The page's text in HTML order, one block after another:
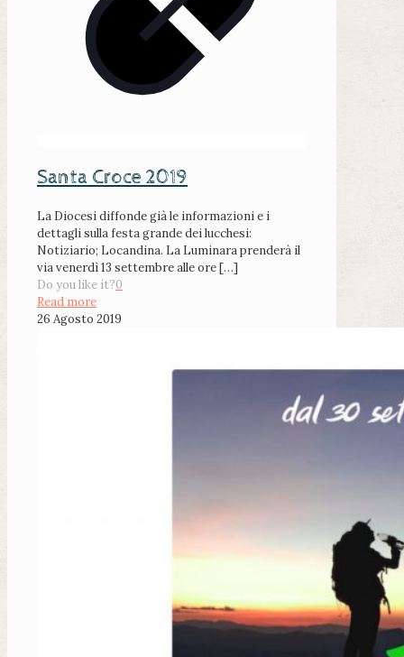
Santa Croce 2019
La Diocesi diffonde già le informazioni e i
dettagli sulla festa grande dei lucchesi:
Notiziario; Locandina. La Luminara prenderà il
via venerdì 13 settembre alle ore[…]
Do you like it?0
Read more
26 Agosto 2019